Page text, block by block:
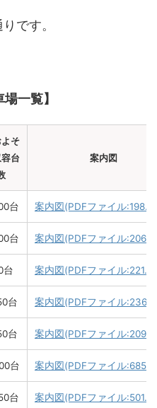
です。
場一覧】
そ
台
案内図
台 案内図(PDFファイル
台 案内図(PDFファイル
台 案内図(PDFファイル
台 案内図(PDFファイル
台 案内図(PDFファイル
台 案内図(PDFファイル
台 案内図(PDFファイル